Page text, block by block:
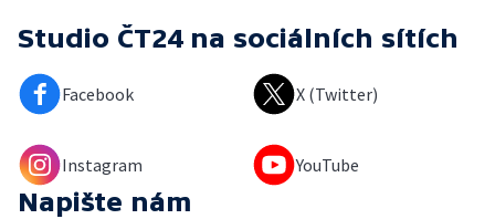
Studio ČT24 na sociálních sítích
Facebook X (Twitter)
Instagram YouTube
Napište nám